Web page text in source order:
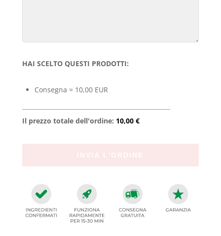
HAI SCELTO QUESTI PRODOTTI:
Consegna = 10,00 EUR
Il prezzo totale dell'ordine: 10,00 €